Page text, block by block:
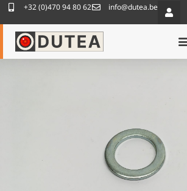
+32 (0)470 94 80 62 info@dutea.be